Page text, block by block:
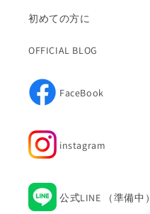
初めての方に
OFFICIAL BLOG
Facebook
FaceBook
Instagram
instagram
公式LINE （準備中）